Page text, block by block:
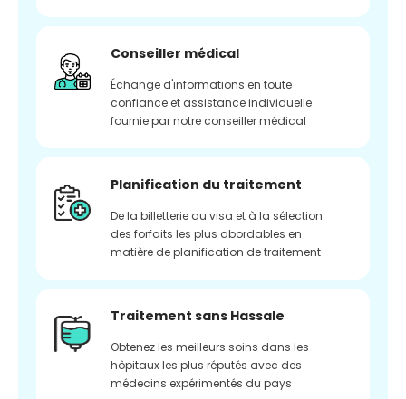
Conseiller médical
Échange d'informations en toute
confiance et assistance individuelle
fournie par notre conseiller médical
Planification du traitement
De la billetterie au visa et à la sélection
des forfaits les plus abordables en
matière de planification de traitement
Traitement sans Hassale
Obtenez les meilleurs soins dans les
hôpitaux les plus réputés avec des
médecins expérimentés du pays